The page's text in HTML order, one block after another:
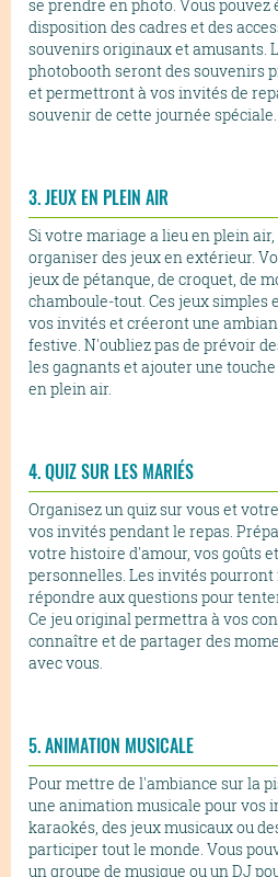
se prendre en photo. Vous
disposition des cadres et des
souvenirs originaux et amusants.
photobooth seront des souvenirs
et permettront à vos invités de
souvenir de cette journée spéciale.
3. JEUX EN PLEIN AIR
Si votre mariage a lieu en plein
organiser des jeux en extérieur.
jeux de pétanque, de croquet, de
chamboule-tout. Ces jeux
vos invités et créeront une
festive. N'oubliez pas de prévoir
les gagnants et ajouter une
en plein air.
4. QUIZ SUR LES MARIÉS
Organisez un quiz sur vous et
vos invités pendant le repas.
votre histoire d'amour, vos goûts
personnelles. Les invités
répondre aux questions pour
Ce jeu original permettra à vos
connaître et de partager des
avec vous.
5. ANIMATION MUSICALE
Pour mettre de l'ambiance sur la
une animation musicale pour vos
karaokés, des jeux musicaux ou
participer tout le monde. Vous
un groupe de musique ou un DJ